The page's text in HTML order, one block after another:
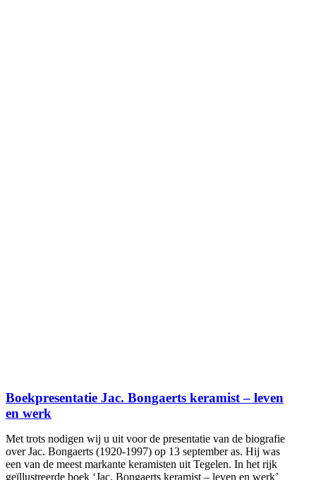
Boekpresentatie Jac. Bongaerts keramist – leven
en werk
Met trots nodigen wij u uit voor de presentatie van de biografie
over Jac. Bongaerts (1920-1997) op 13 september as. Hij was
een van de meest markante keramisten uit Tegelen. In het rijk
geïllustreerde boek ‘Jac. Bongaerts keramist – leven en werk’